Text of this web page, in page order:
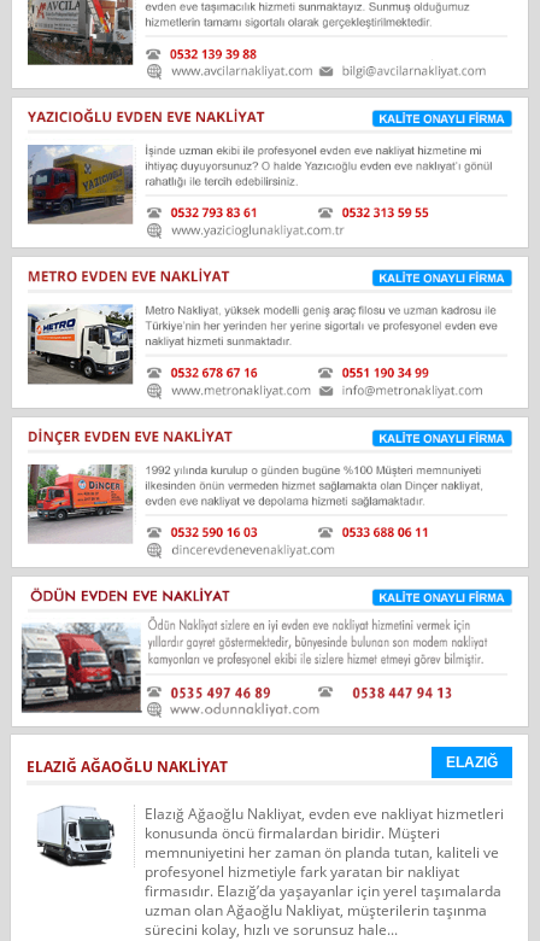
ELAZIĞ AĞAOĞLU NAKLIYAT ELAZIĞ
Elazığ Ağaoğlu Nakliyat, evden eve nakliyat hizmetleri
konusunda öncü firmalardan biridir. Müşteri
memnuniyetini her zaman ön planda tutan, kaliteli ve
profesyonel hizmetiyle fark yaratan bir nakliyat
firmasıdır. Elazığ’da yaşayanlar için yerel taşımalarda
uzman olan Ağaoğlu Nakliyat, müşterilerin taşınma
sürecini kolay, hızlı ve sorunsuz hale...